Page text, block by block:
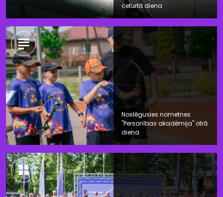
ceturtā diena
Noslēgusies nometnes
"Personības akadēmija" otrā
diena